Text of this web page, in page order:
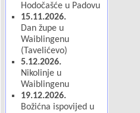
Hodočašće u Padovu
15.11.2026.
Dan župe u
Waiblingenu
(Tavelićevo)
5.12.2026.
Nikolinje u
Waiblingenu
19.12.2026.
Božićna ispovijed u